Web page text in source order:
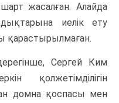
жасалған. Алайда
иелік ету
қарастырылмаған.
Сергей Ким
қолжетімділігін
домна қоспасы мен